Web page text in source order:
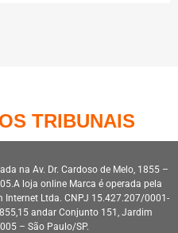
TRIBUNAIS
na Av. Dr. Cardoso de Melo, 1855 –
loja online Marca é operada pela
Internet Ltda. CNPJ 15.427.207/0001-
andar Conjunto 151, Jardim
– São Paulo/SP.